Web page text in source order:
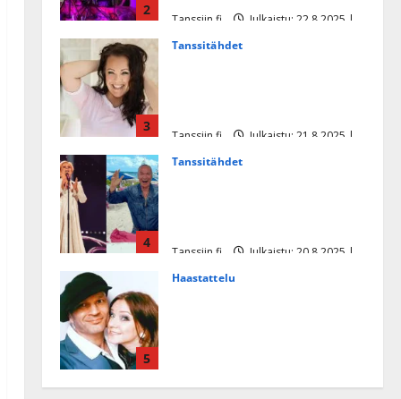
2
Tanssiin.fi
Julkaistu: 22.8.2025 |
3
Tanssitähdet
Tanssiin.fi
Julkaistu: 21.8.2025 |
4
Tanssitähdet
Tanssiin.fi
Julkaistu: 20.8.2025 |
5
Haastattelu
Tanssiin.fi
Julkaistu: 27.4.2025 |